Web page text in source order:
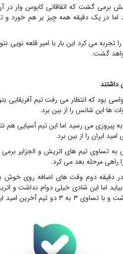
برمی گشت که اتفاقاتی کابوس وار در
در یک دقیقه همه چیز بر هم خورد و
می کرد این بار با امیر قلعه نویی
بود که انتظار می رفت تیم آفریقایی
ها این شانس را از بین برد.
به پیروزی می رسید اما این تیم آسیایی
ایران را از بین برد.
به تساوی تیم های اتریش و الجزایر
راهی مرحله بعد می کرد.
با تساوی ۲ به ۲ در جریان بود در دقیقه دوم وقت های اضافه
بیاید اما این شادی خیلی دوام نداشت و
بعد گل تساوی را زد و بازبینی گل هم ثمری برای ایران نداشت و با